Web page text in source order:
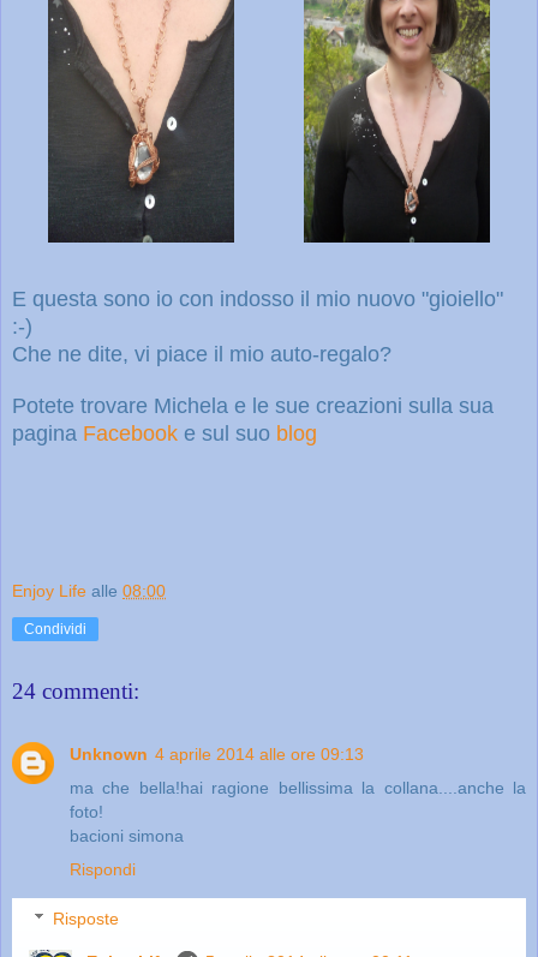
E questa sono io con indosso il mio nuovo "gioiello"
:-)
Che ne dite, vi piace il mio auto-regalo?
Potete trovare Michela e le sue creazioni sulla sua
pagina Facebook e sul suo blog
Enjoy Life alle 08:00
Condividi
24 commenti:
Unknown 4 aprile 2014 alle ore 09:13
ma che bella!hai ragione bellissima la collana....anche la
foto!
bacioni simona
Rispondi
Risposte